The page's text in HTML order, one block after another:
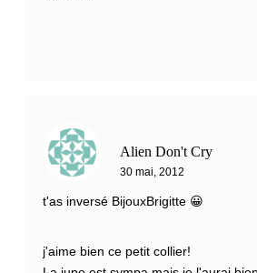
Alien Don't Cry
30 mai, 2012
t'as inversé BijouxBrigitte 😀
j'aime bien ce petit collier!